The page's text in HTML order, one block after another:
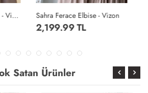
2,199.99 TL
Satan Ürünler